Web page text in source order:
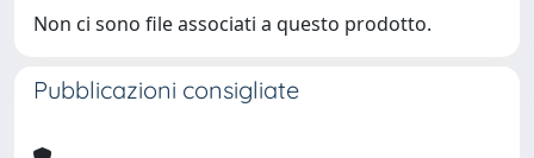
Non ci sono file associati a questo prodotto.
Pubblicazioni consigliate